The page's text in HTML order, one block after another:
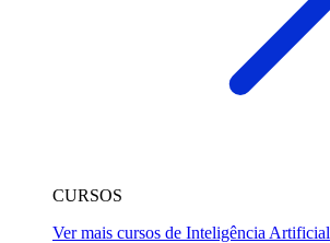
CURSOS
Ver mais cursos de Inteligência Artificial